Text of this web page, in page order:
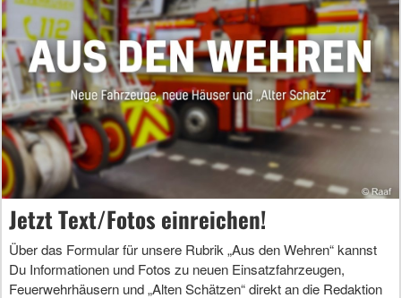
Jetzt Text/Fotos einreichen!
Über das Formular für unsere Rubrik „Aus den Wehren“ kannst
Du Informationen und Fotos zu neuen Einsatzfahrzeugen,
Feuerwehrhäusern und „Alten Schätzen“ direkt an die Redaktion